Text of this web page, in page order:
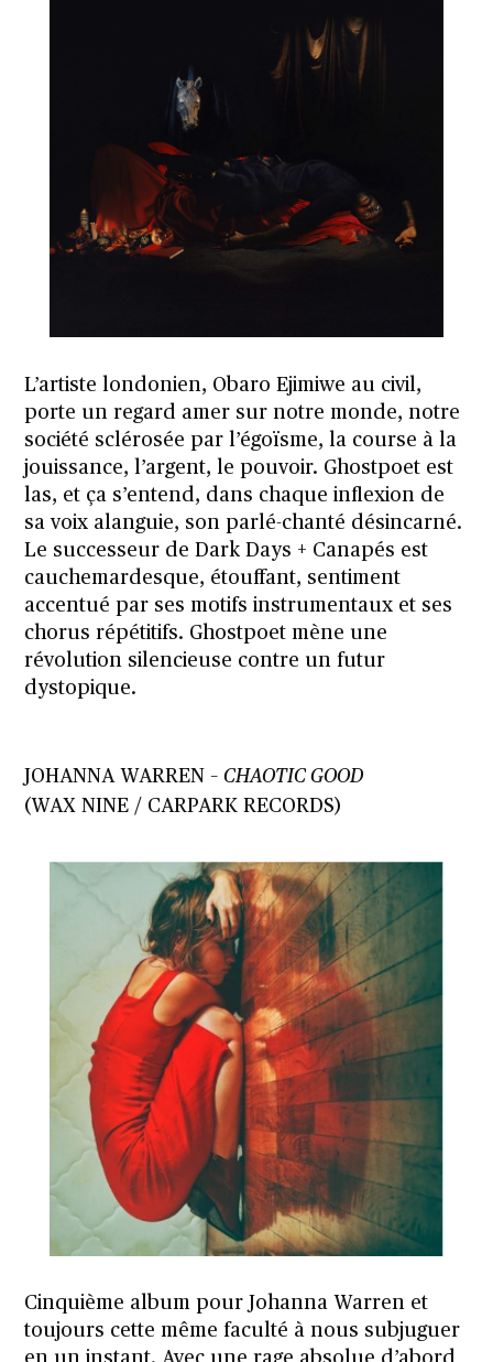
L’artiste londonien, Obaro Ejimiwe au civil,
porte un regard amer sur notre monde, notre
société sclérosée par l’égoïsme, la course à la
jouissance, l’argent, le pouvoir. Ghostpoet est
las, et ça s’entend, dans chaque inflexion de
sa voix alanguie, son parlé-chanté désincarné.
Le successeur de Dark Days + Canapés est
cauchemardesque, étouffant, sentiment
accentué par ses motifs instrumentaux et ses
chorus répétitifs. Ghostpoet mène une
révolution silencieuse contre un futur
dystopique.
JOHANNA WARREN –CHAOTIC GOOD
(WAX NINE / CARPARK RECORDS)
Cinquième album pour Johanna Warren et
toujours cette même faculté à nous subjuguer